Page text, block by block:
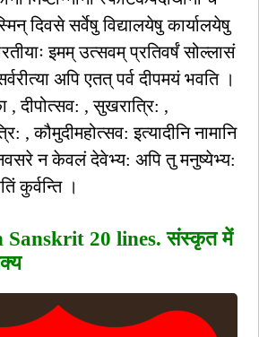
दिवसे सर्वेषु विद्यालयेषु कार्यालयेषु
इमम् उत्सवम् प्रतिवर्षं सोल्लासं
अपि एतत् पर्व दीपमयं भवति ।
, दीपोत्सव: , सुखरात्रि: ,
, कौमुदीमहोत्सव: इत्यादीनि नामानि
न केवलं देवेभ्य: अपि तु मनुष्येभ्य:
कुर्वन्ति ।
Sanskrit 20 lines. संस्कृत में